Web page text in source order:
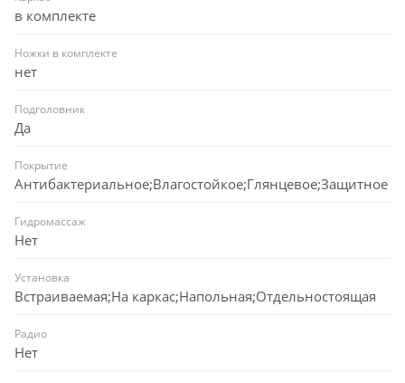
в комплекте
Ножки в комплекте
нет
Подголовник
Да
Покрытие
Антибактериальное;Влагостойкое;Глянцевое;Защитное
Гидромассаж
Нет
Установка
Встраиваемая;На каркас;Напольная;Отдельностоящая
Радио
Нет